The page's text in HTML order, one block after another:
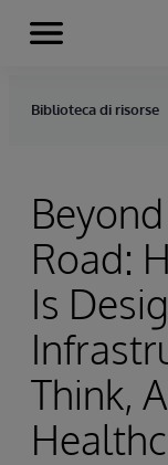
Skip to content
Menu
Biblioteca di risorse
Road:
Is
Think,